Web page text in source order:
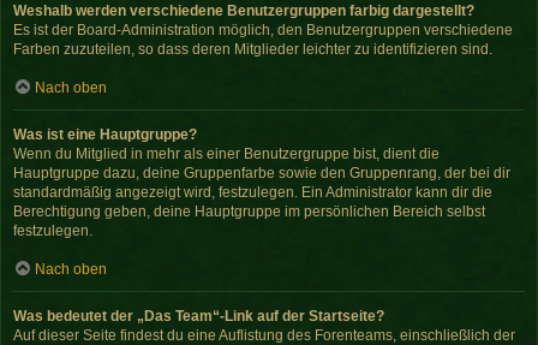
Weshalb werden verschiedene Benutzergruppen farbig dargestellt?
Es ist der Board-Administration möglich, den Benutzergruppen verschiedene
Farben zuzuteilen, so dass deren Mitglieder leichter zu identifizieren sind.
Nach oben
Was ist eine Hauptgruppe?
Wenn du Mitglied in mehr als einer Benutzergruppe bist, dient die
Hauptgruppe dazu, deine Gruppenfarbe sowie den Gruppenrang, der bei dir
standardmäßig angezeigt wird, festzulegen. Ein Administrator kann dir die
Berechtigung geben, deine Hauptgruppe im persönlichen Bereich selbst
festzulegen.
Nach oben
Was bedeutet der „Das Team“-Link auf der Startseite?
Auf dieser Seite findest du eine Auflistung des Forenteams, einschließlich der